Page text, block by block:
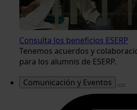
Consulta los beneficios ESERP
Tenemos acuerdos y
para los alumnis de ESERP.
Comunicación y Eventos